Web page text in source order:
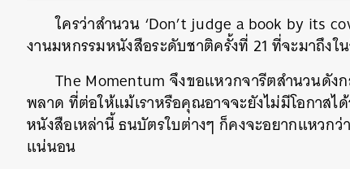
ใครว่าสำนวน ‘Don’t judge a book by its
งานมหกรรมหนังสือระดับชาติครั้งที่ 21 ที่จะมาถึง
The Momentum จึงขอแหวกจารีตสำนวนดัง
พลาด ที่ต่อให้แม้เราหรือคุณอาจจะยังไม่มีโอกาสไ
หนังสือเหล่านี้ ธนบัตรใบต่างๆ ก็คงจะอยากแหวก
แน่นอน